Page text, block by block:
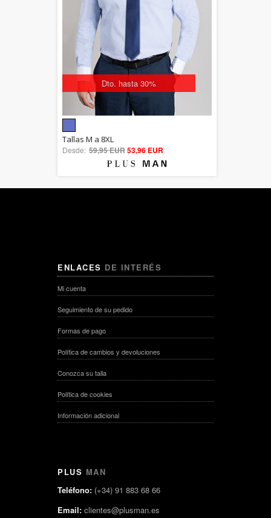
Dto. hasta 30%
out of 5
Tallas M a 8XL
Desde: 59,95 EUR53,96 EUR
ENLACES DE INTERÉS
Mi cuenta
Seguimiento de su pedido
Formas de pago
Política de cambios y devoluciones
Conozca su talla
Política de cookies
Información adicional
PLUS MAN
Teléfono: (+34) 91 883 68 66
Email: clientes@plusman.es